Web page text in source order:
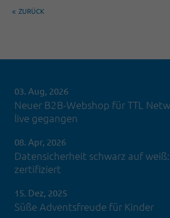
ZURÜCK
03. Aug, 2026
Neuer B2B-Webshop für TTL
live gegangen
08. Apr, 2026
Datensicherheit schwarz auf
zertifiziert
15. Dez, 2025
Süße Adventsfreude für Kinder